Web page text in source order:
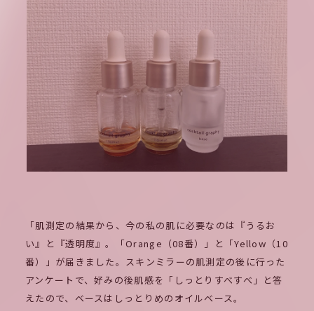
「肌測定の結果から、今の私の肌に必要なのは『うるお
い』と『透明度』。「Orange（08番）」と「Yellow（10
番）」が届きました。スキンミラーの肌測定の後に行った
アンケートで、好みの後肌感を「しっとりすべすべ」と答
えたので、ベースはしっとりめのオイルベース。